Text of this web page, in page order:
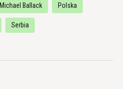
Michael Ballack Polska
Serbia